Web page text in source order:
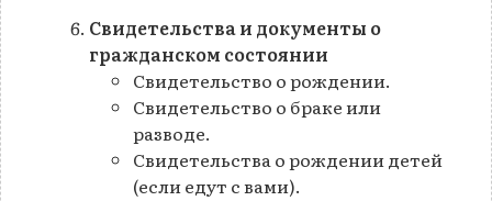
Свидетельства и документы о
гражданском состоянии
Свидетельство о рождении.
Свидетельство о браке или
разводе.
Свидетельства о рождении детей
(если едут с вами).